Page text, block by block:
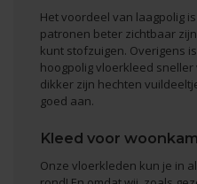
Het voordeel van laagpolig
patronen beter zichtbaar
kunt stofzuigen. Overigens
hoogpolig vloerkleed
dikker zijn hechten
goed aan.
Kleed voor
Onze vloerkleden kun je in